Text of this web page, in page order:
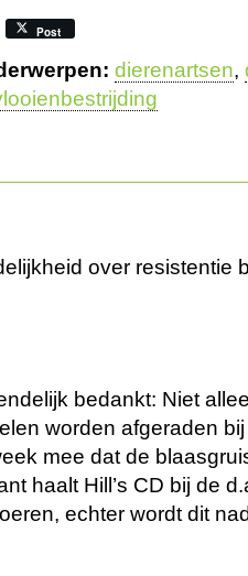
Post
dierenartsen,
over resistentie
bedankt: Niet
worden afgeraden
mee dat de
haalt Hill’s CD bij de
echter wordt dit